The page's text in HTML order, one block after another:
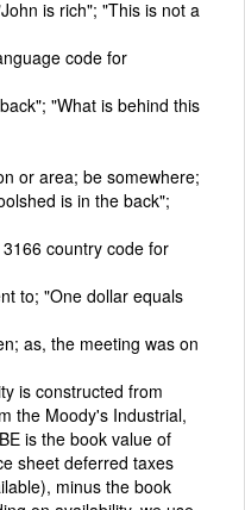
is rich"; "This is not a
code for
"What is behind this
or area; be somewhere;
is in the back";
country code for
to; "One dollar equals
as, the meeting was on
is constructed from
the Moody's Industrial,
is the book value of
sheet deferred taxes
minus the book